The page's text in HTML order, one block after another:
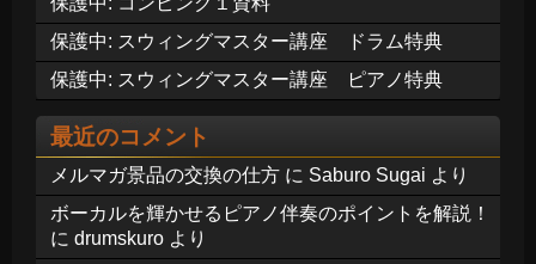
保護中: スウィングマスター講座 ドラム特典
保護中: スウィングマスター講座 ピアノ特典
最近のコメント
メルマガ景品の交換の仕方 に Saburo Sugai より
ボーカルを輝かせるピアノ伴奏のポイントを解説！
に drumskuro より